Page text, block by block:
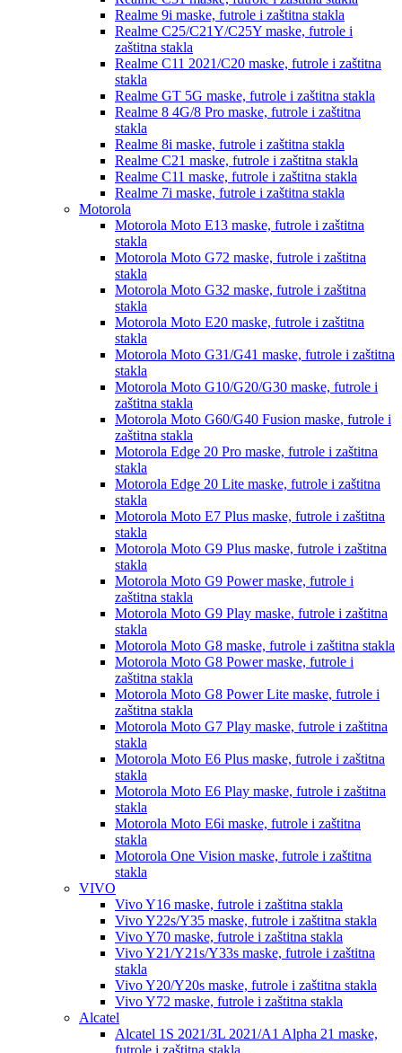
Realme 9i maske, futrole i zaštitna stakla
Realme C25/C21Y/C25Y maske, futrole i
zaštitna stakla
Realme C11 2021/C20 maske, futrole i zaštitna
stakla
Realme GT 5G maske, futrole i zaštitna stakla
Realme 8 4G/8 Pro maske, futrole i zaštitna
stakla
Realme 8i maske, futrole i zaštitna stakla
Realme C21 maske, futrole i zaštitna stakla
Realme C11 maske, futrole i zaštitna stakla
Realme 7i maske, futrole i zaštitna stakla
Motorola
Motorola Moto E13 maske, futrole i zaštitna
stakla
Motorola Moto G72 maske, futrole i zaštitna
stakla
Motorola Moto G32 maske, futrole i zaštitna
stakla
Motorola Moto E20 maske, futrole i zaštitna
stakla
Motorola Moto G31/G41 maske, futrole i zaštitna
stakla
Motorola Moto G10/G20/G30 maske, futrole i
zaštitna stakla
Motorola Moto G60/G40 Fusion maske, futrole i
zaštitna stakla
Motorola Edge 20 Pro maske, futrole i zaštitna
stakla
Motorola Edge 20 Lite maske, futrole i zaštitna
stakla
Motorola Moto E7 Plus maske, futrole i zaštitna
stakla
Motorola Moto G9 Plus maske, futrole i zaštitna
stakla
Motorola Moto G9 Powermaske, futrole i
zaštitna stakla
Motorola Moto G9 Play maske, futrole i zaštitna
stakla
Motorola Moto G8 maske, futrole i zaštitna stakla
Motorola Moto G8 Powermaske, futrole i
zaštitna stakla
Motorola Moto G8 Power Lite maske, futrole i
zaštitna stakla
Motorola Moto G7 Play maske, futrole i zaštitna
stakla
Motorola Moto E6 Plus maske, futrole i zaštitna
stakla
Motorola Moto E6 Play maske, futrole i zaštitna
stakla
Motorola Moto E6i maske, futrole i zaštitna
stakla
Motorola One Vision maske, futrole i zaštitna
stakla
VIVO
Vivo Y16 maske, futrole i zaštitna stakla
Vivo Y22s/Y35 maske, futrole i zaštitna stakla
Vivo Y70 maske, futrole i zaštitna stakla
Vivo Y21/Y21s/Y33s maske, futrole i zaštitna
stakla
Vivo Y20/Y20s maske, futrole i zaštitna stakla
Vivo Y72 maske, futrole i zaštitna stakla
Alcatel
Alcatel 1S 2021/3L 2021/A1 Alpha 21 maske,
futrole i zaštitna stakla